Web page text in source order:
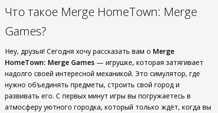
Что такое Merge HomeTown: Merge
Games?
Hey, друзья! Сегодня хочу рассказать вам о Merge
HomeTown: Merge Games — игрушке, которая затягивает
надолго своей интересной механикой. Это симулятор, где
нужно объединять предметы, строить свой город и
развивать его. С первых минут игры вы погружаетесь в
атмосферу уютного городка, который только ждёт, когда вы